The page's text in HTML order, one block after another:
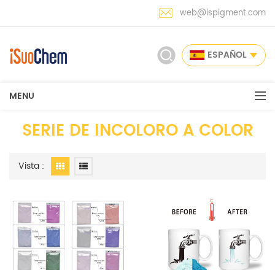
web@ispigment.com
ESPAÑOL
MENU
SERIE DE INCOLORO A COLOR
Vista :